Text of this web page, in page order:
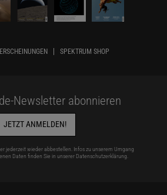
SPEKTRUM SHOP
Newsletter abonnieren
JETZT ANMELDEN!
jederzeit wieder abbestellen. Infos zu unserem Umgang
Daten finden Sie in unserer Datenschutzerklärung.